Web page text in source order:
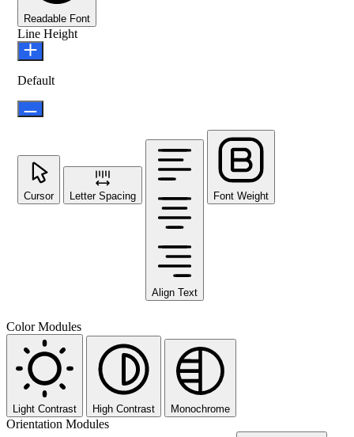
Readable Font
Line Height
Default
Cursor Letter Spacing
Align Text
Font Weight
Color Modules
Light Contrast High Contrast Monochrome
Orientation Modules